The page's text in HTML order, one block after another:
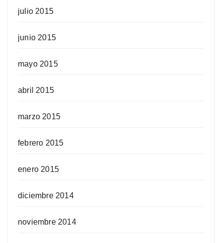
julio 2015
junio 2015
mayo 2015
abril 2015
marzo 2015
febrero 2015
enero 2015
diciembre 2014
noviembre 2014